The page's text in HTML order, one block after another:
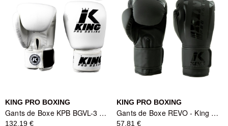
KING PRO BOXING
Gants de Boxe KPB BGVL-3 Blanc/Noir - King Pro Boxing
132,19 €
KING PRO BOXING
Gants de Boxe REVO - King Pro Boxing - Noir
57,81 €